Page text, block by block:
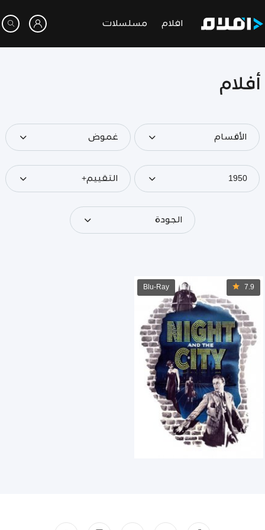
افلام مسلسلات
أفلام
الأقسام غموض
1950 التقييم+
الجودة
7.9
Blu-Ray